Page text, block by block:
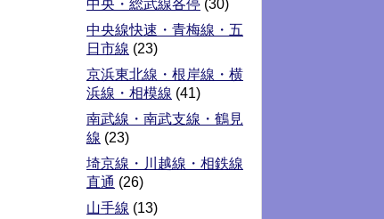
中央・総武線各停 (30)
中央線快速・青梅線・五
日市線 (23)
京浜東北線・根岸線・横
浜線・相模線 (41)
南武線・南武支線・鶴見
線 (23)
埼京線・川越線・相鉄線
直通 (26)
山手線 (13)